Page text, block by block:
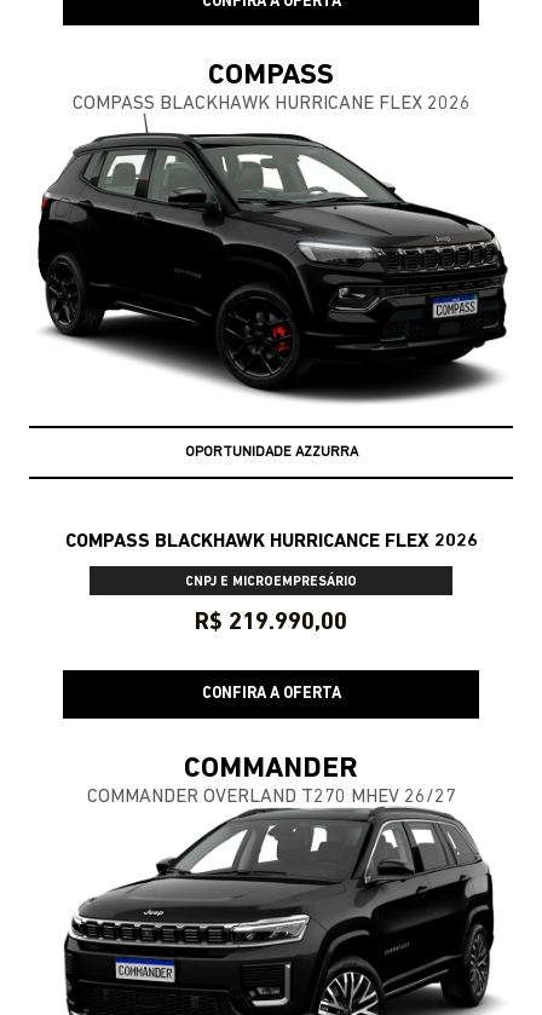
COMPASS
COMPASS BLACKHAWK HURRICANE FLEX 2026
OPORTUNIDADE AZZURRA
COMPASS BLACKHAWK HURRICANCE FLEX 2026
CNPJ E MICROEMPRESÁRIO
R$ 219.990,00
CONFIRA A OFERTA
COMMANDER
COMMANDER OVERLAND T270 MHEV 26/27